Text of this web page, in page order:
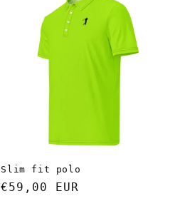
Slim fit polo
Prezzo
€59,00 EUR